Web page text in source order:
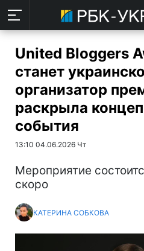
United Bloggers
станет
организатор
раскрыла
события
13:10 04.06.2026 Чт
Мероприятие
скоро
КАТЕРИНА СОБКОВА